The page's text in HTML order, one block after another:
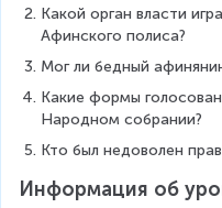
Какой орган власти
Афинского полиса?
Мог ли бедный
Какие формы
Народном собрании?
Кто был недоволен
Информация об